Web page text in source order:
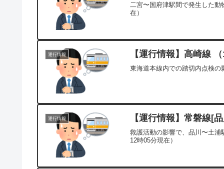
二宮〜国府津駅間で発生した
在）
運行情報 【運行情報】高崎線
東海道本線内での踏切内点検の
運行情報 【運行情報】常磐線[
救護活動の影響で、品川〜土浦
12時05分現在）